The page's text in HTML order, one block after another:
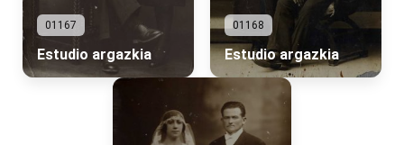
01167
Estudio argazkia
01168
Estudio argazkia